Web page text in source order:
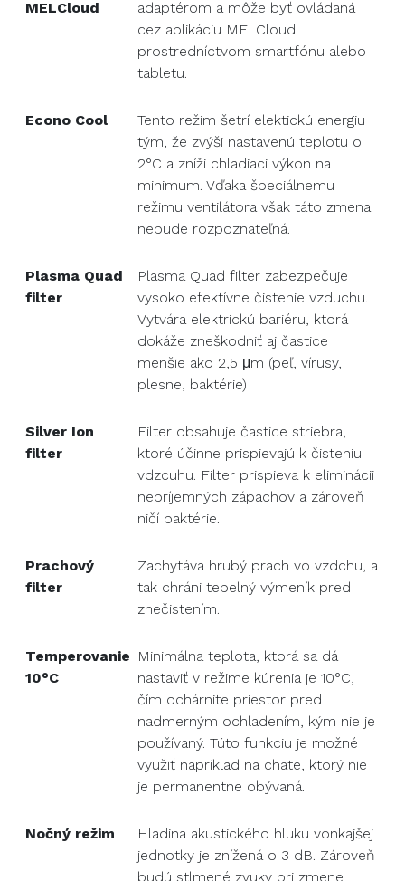
MELCloud
adaptérom a môže byť ovládaná
cez aplikáciu MELCloud
prostredníctvom smartfónu alebo
tabletu.
Econo Cool
Tento režim šetrí elektickú energiu
tým, že zvýši nastavenú teplotu o
2°C a zníži chladiaci výkon na
minimum. Vďaka špeciálnemu
režimu ventilátora však táto zmena
nebude rozpoznateľná.
Plasma Quad
filter
Plasma Quad filter zabezpečuje
vysoko efektívne čistenie vzduchu.
Vytvára elektrickú bariéru, ktorá
dokáže zneškodniť aj častice
menšie ako 2,5 μm (peľ, vírusy,
plesne, baktérie)
Silver Ion
filter
Filter obsahuje častice striebra,
ktoré účinne prispievajú k čisteniu
vdzcuhu. Filter prispieva k eliminácii
nepríjemných zápachov a zároveň
ničí baktérie.
Prachový
filter
Zachytáva hrubý prach vo vzdchu, a
tak chráni tepelný výmeník pred
znečistením.
Temperovanie
10°C
Minimálna teplota, ktorá sa dá
nastaviť v režime kúrenia je 10°C,
čím ochárnite priestor pred
nadmerným ochladením, kým nie je
používaný. Túto funkciu je možné
využiť napríklad na chate, ktorý nie
je permanentne obývaná.
Nočný režim
Hladina akustického hluku vonkajšej
jednotky je znížená o 3 dB. Zároveň
budú stlmené zvuky pri zmene